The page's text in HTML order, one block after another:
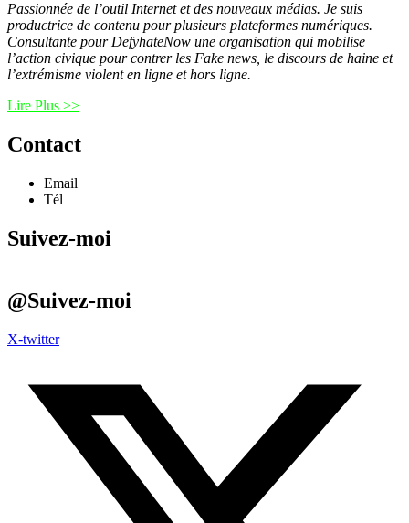
Passionnée de l’outil Internet et des nouveaux médias. Je suis
productrice de contenu pour plusieurs plateformes numériques.
Consultante pour DefyhateNow une organisation qui mobilise
l’action civique pour contrer les Fake news, le discours de haine et
l’extrémisme violent en ligne et hors ligne.
Lire Plus >>
Contact
Email
Tél
Suivez-moi
@Suivez-moi
X-twitter